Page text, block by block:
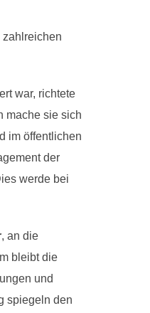
zahlreichen
war, richtete
mache sie sich
im öffentlichen
der
werde bei
, an die
bleibt die
und
spiegeln den